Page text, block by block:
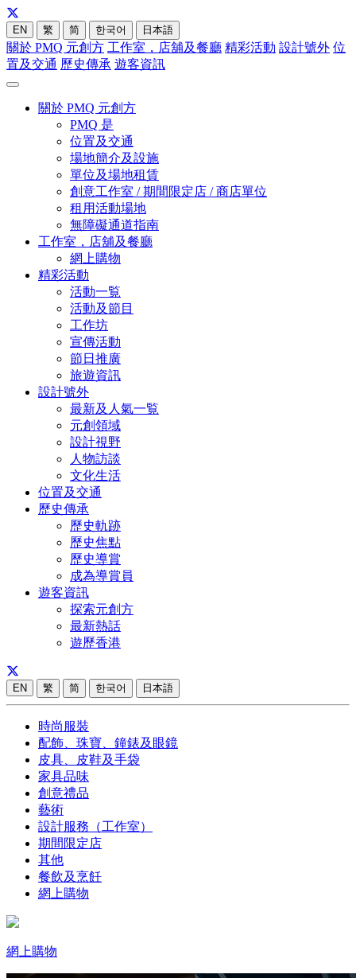
EN 繁 简 한국어 日本語
關於 PMQ 元創方 工作室，店舖及餐廳 精彩活動 設計號外 位
置及交通 歷史傳承 遊客資訊
關於 PMQ 元創方
PMQ 是
位置及交通
場地簡介及設施
單位及場地租賃
創意工作室 / 期間限定店 / 商店單位
租用活動場地
無障礙通道指南
工作室，店舖及餐廳
網上購物
精彩活動
活動一覧
活動及節目
工作坊
宣傳活動
節日推廣
旅遊資訊
設計號外
最新及人氣一覧
元創領域
設計視野
人物訪談
文化生活
位置及交通
歷史傳承
歷史軌跡
歷史焦點
歷史導賞
成為導賞員
遊客資訊
探索元創方
最新熱話
遊歷香港
EN 繁 简 한국어 日本語
時尚服裝
配飾、珠寶、鐘錶及眼鏡
皮具、皮鞋及手袋
家具品味
創意禮品
藝術
設計服務（工作室）
期間限定店
其他
餐飲及烹飪
網上購物
網上購物